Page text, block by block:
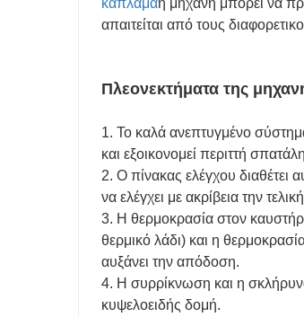
καπλαμάη μηχανή μπορεί να
απαιτείται από τους
Πλεονεκτήματα της
1. Το καλά ανεπτυγμένο
και εξοικονομεί περιττή
2. Ο πίνακας ελέγχου διαθέτει
να ελέγχει με ακρίβεια την
3. Η θερμοκρασία στον
θερμικό λάδι) και η
αυξάνει την απόδοση.
4. Η συρρίκνωση και η
κυψελοειδής δομή.